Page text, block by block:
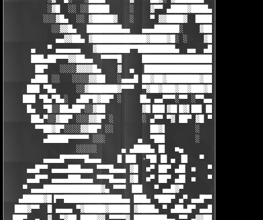
░▓█  ░░ ░░█████     ░    ▓▀▀ ▄████▓████▄     ░
░░░▓█▄  ░░ ▓█████▓   ░    ▀ ▓▓████▓  █████▄
░░▓▓█▄  ▐████████▄▄   ▄▄▄██████░
▄▄▓▓██▄ ▓█████████████▓████▓█░ ░
▄   ▀ ▄▄▄▄▄▄   ▓████████▀▀█████████▄  ▄▄  ▄██████▀▀▀▀█▐
      ███▄██▀▀▀▓▓██▄▄  ▀▀▀▀█     █████████████████████▌    █
██▀   ░░░░▓▓▓▓█▄    ▓  ▄  ▐█████████████████████  ▄ ▓
▄███ ░░   ░░░░▓▓██   ░▄▄▄█ ██▓██▓████████▓██▓██▓█▌██▌▓
███ ▀█▄     ░░▓███████▓▀▀▀  ▀▓██▓███▓██▓███▓██▓▀▀░▄  ▀░
███ ▀█▄▀█▄░  ▄██▀█▓██▀ ░    ▐█▄ ▄▄▀▀▀░▀▀ ░▀▀▄▄▄▐█▓▐▓▌  ░
█▄  ▀█░░██▄██▀░░▓██         ▓█▐██▌▓█▌█▓▌██▌▐█▓░▀█ ▀░
██▄▀░░▓██▀ ░░░▓▓█▀ ░       ░ ▄▀▀ ▀▓ ██▀ ▓█ ▀▀        ░
       ▀▀██▓█▀░░░░▓▓██▀ ░░         ██▓▌       ░    ▄▓█▄
         ▄█████▀▀▀▀▀ ░░░        ▄  ▀██▌       ░     ▀▀
                 ░░░░░      ▄ ▄████▄ █▌  ■▄
▄▄▄▄█▀▀▀▀▀█▄▄▄    █ ██▌ ·▀█▌▐█ ▄ ▐█   ▀
▄▄█▀▀ ▄▄▄▄███▄▄▄ ▀▀▀█▄▄▄ ▓█  ■▀ ██▀ ▄█▌ ■   ▀
▄▄█▀▀ ▄▄▄▄███▄▄▄ ▀▀▀█▄▄▄ ▓█  ■▀ ██▀ ▄█▌ ■   ▀
▀ ▄▄▄██████████████▓▄ ▀▀▀ ▐██   ▀ ▄▄█▓▀       ▄▄▄█▀▀▀ ▄▄█▀
▄█████▓█▐▀▀██████████████▄▄ ███▄ ▀███▀ ▄▀ ▄▄█▀▀▀ ▄▄▄████▀
███▓▀▀  █ ▄▄▄▄ ▀▓█████▓█████ ▓████▄ ▀ ▄██▄█▀ ▄▄███████▓▀